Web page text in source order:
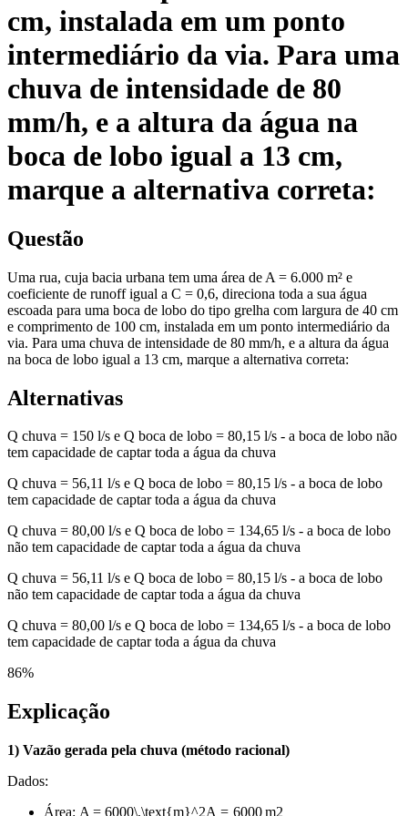
cm, instalada em um ponto
intermediário da via. Para uma
chuva de intensidade de 80
mm/h, e a altura da água na
boca de lobo igual a 13 cm,
marque a alternativa correta:
Questão
Uma rua, cuja bacia urbana tem uma área de A = 6.000 m² e
coeficiente de runoff igual a C = 0,6, direciona toda a sua água
escoada para uma boca de lobo do tipo grelha com largura de 40 cm
e comprimento de 100 cm, instalada em um ponto intermediário da
via. Para uma chuva de intensidade de 80 mm/h, e a altura da água
na boca de lobo igual a 13 cm, marque a alternativa correta:
Alternativas
Q chuva = 150 l/s e Q boca de lobo = 80,15 l/s - a boca de lobo não
tem capacidade de captar toda a água da chuva
Q chuva = 56,11 l/s e Q boca de lobo = 80,15 l/s - a boca de lobo
tem capacidade de captar toda a água da chuva
Q chuva = 80,00 l/s e Q boca de lobo = 134,65 l/s - a boca de lobo
não tem capacidade de captar toda a água da chuva
Q chuva = 56,11 l/s e Q boca de lobo = 80,15 l/s - a boca de lobo
não tem capacidade de captar toda a água da chuva
Q chuva = 80,00 l/s e Q boca de lobo = 134,65 l/s - a boca de lobo
tem capacidade de captar toda a água da chuva
86%
Explicação
1) Vazão gerada pela chuva (método racional)
Dados:
Área: A = 6000\,\text{m}^2A = 6000m2